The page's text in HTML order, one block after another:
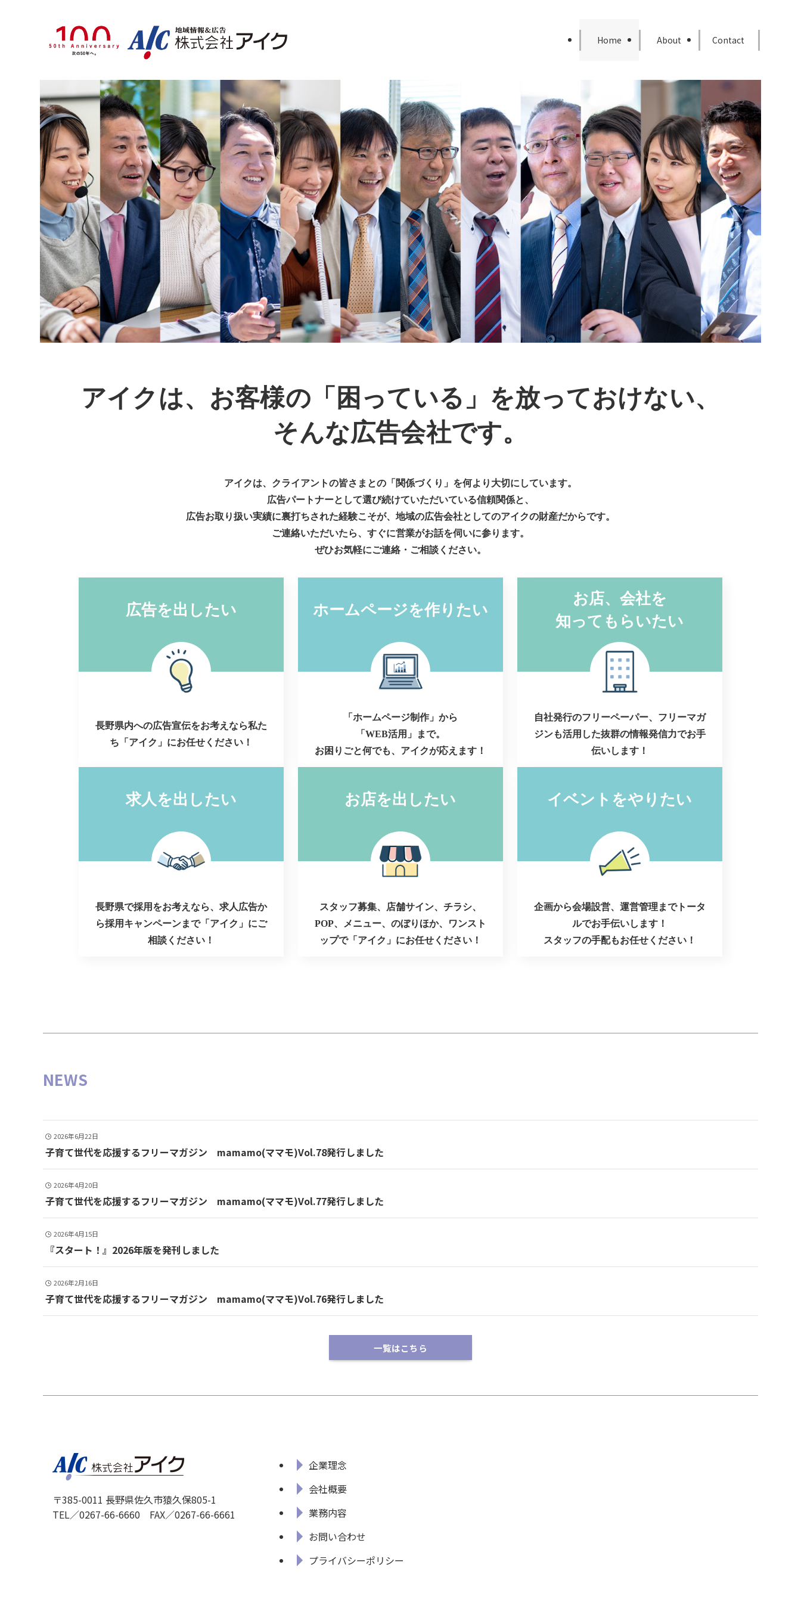
Home About Contact
アイクは、お客様の「困っている」を放っておけない、
そんな広告会社です。
アイクは、クライアントの皆さまとの「関係づくり」を何より大切にしています。
広告パートナーとして選び続けていただいている信頼関係と、
広告お取り扱い実績に裏打ちされた経験こそが、地域の広告会社としてのアイクの財産だからです。
ご連絡いただいたら、すぐに営業がお話を伺いに参ります。
ぜひお気軽にご連絡・ご相談ください。
広告を出したい
長野県内への広告宣伝をお考えなら私た
ち「アイク」にお任せください！
ホームページを作りたい
「ホームページ制作」から
「WEB活用」まで。
お困りごと何でも、アイクが応えます！
お店、会社を
知ってもらいたい
自社発行のフリーペーパー、フリーマガ
ジンも活用した抜群の情報発信力でお手
伝いします！
求人を出したい
長野県で採用をお考えなら、求人広告か
ら採用キャンペーンまで「アイク」にご
相談ください！
お店を出したい
スタッフ募集、店舗サイン、チラシ、
POP、メニュー、のぼりほか、ワンスト
ップで「アイク」にお任せください！
イベントをやりたい
企画から会場設営、運営管理までトータ
ルでお手伝いします！
スタッフの手配もお任せください！
NEWS
2026年6月22日
子育て世代を応援するフリーマガジン mamamo(ママモ)Vol.78発行しました
2026年4月20日
子育て世代を応援するフリーマガジン mamamo(ママモ)Vol.77発行しました
2026年4月15日
『スタート！』2026年版を発刊しました
2026年2月16日
子育て世代を応援するフリーマガジン mamamo(ママモ)Vol.76発行しました
一覧はこちら
〒385-0011 長野県佐久市猿久保805-1
TEL／0267-66-6660 FAX／0267-66-6661
企業理念
会社概要
業務内容
お問い合わせ
プライバシーポリシー